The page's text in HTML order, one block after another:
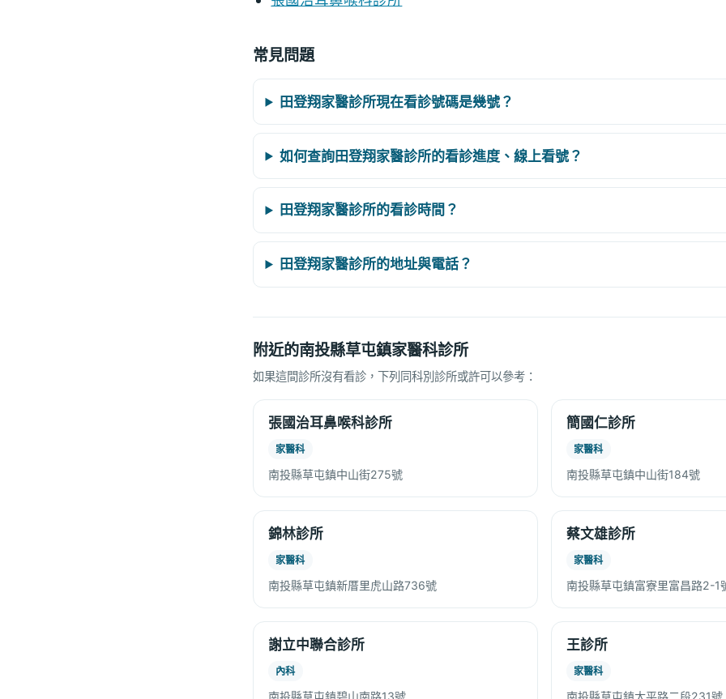
常見問題
田登翔家醫診所現在看診號碼是幾號？
如何查詢田登翔家醫診所的看診進度、線上看號？
田登翔家醫診所的看診時間？
田登翔家醫診所的地址與電話？
附近的南投縣草屯鎮家醫科診所
如果這間診所沒有看診，下列同科別診所或許可以參考：
張國治耳鼻喉科診所
家醫科
南投縣草屯鎮中山街275號
簡國仁診所
家醫科
南投縣草屯鎮中山街184號
錦林診所
家醫科
南投縣草屯鎮新厝里虎山路736號
蔡文雄診所
家醫科
南投縣草屯鎮富寮里富昌路2-1
謝立中聯合診所
內科
王診所
家醫科